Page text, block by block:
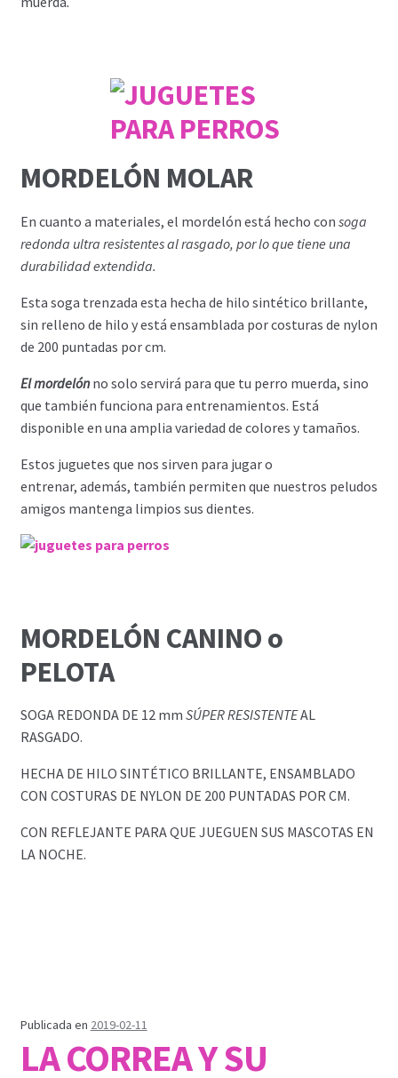
MORDELÓN MOLAR
En cuanto a materiales, el mordelón está hecho con soga
redonda ultra resistentes al rasgado, por lo que tiene una
durabilidad extendida.
Esta soga trenzada esta hecha de hilo sintético brillante,
sin relleno de hilo y está ensamblada por costuras de nylon
de 200 puntadas por cm.
El mordelónno solo servirá para que tu perro muerda, sino
que también funciona para entrenamientos. Está
disponible en una amplia variedad de colores y tamaños.
Estos juguetes que nos sirven para jugar o
entrenar, además, también permiten que nuestros peludos
amigos mantenga limpios sus dientes.
MORDELÓN CANINO o
PELOTA
SOGA REDONDA DE 12 mm SÚPER RESISTENTEAL
RASGADO.
HECHA DE HILO SINTÉTICO BRILLANTE, ENSAMBLADO
CON COSTURAS DE NYLON DE 200 PUNTADAS POR CM.
CON REFLEJANTE PARA QUE JUEGUEN SUS MASCOTAS EN
LA NOCHE.
Publicada en 2019-02-11
LA CORREA Y SU